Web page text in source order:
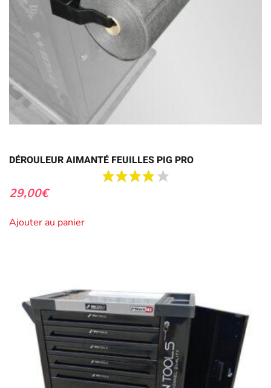
DÉROULEUR AIMANTÉ FEUILLES PIG PRO
29,00€
Ajouter au panier